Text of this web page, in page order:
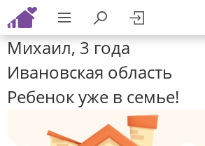
Михаил, 3 года
Ивановская область
Ребенок уже в семье!